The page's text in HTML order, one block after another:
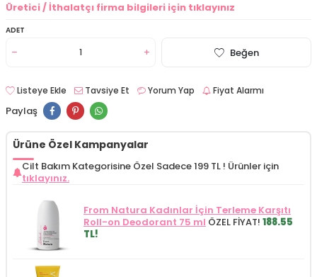
Üretici / İthalatçı firma bilgileri için tıklayınız
ADET
Beğen
Listeye Ekle Tavsiye Et Yorum Yap Fiyat Alarmı
Paylaş
Ürüne Özel Kampanyalar
Cilt Bakım Kategorisine Özel Sadece 199 TL ! Ürünler için
tıklayınız.
From Natura Kadınlar İçin Terleme Karşıtı
Roll-on Deodorant 75 ml ÖZEL FİYAT! 188.55
TL!